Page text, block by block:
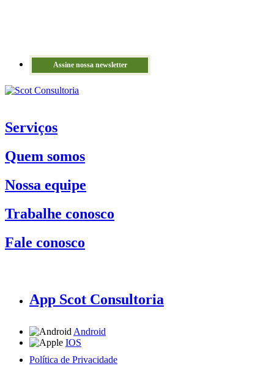
Assine nossa newsletter
Serviços
Quem somos
Nossa equipe
Trabalhe conosco
Fale conosco
App Scot Consultoria
Android
IOS
Política de Privacidade